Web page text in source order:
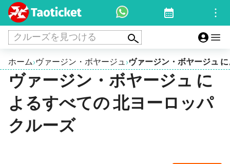
クルーズを見つける
ホーム›ヴァージン・ボヤージュ›ヴァージン・ボヤージュ
ヴァージン・ボヤージュ に
よるすべての 北ヨーロッパ
クルーズ